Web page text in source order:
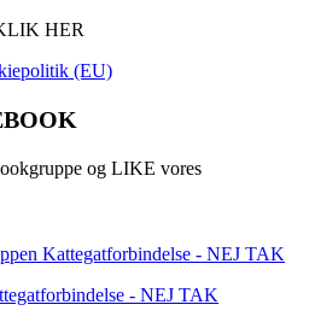
HER
(EU)
og LIKE vores
Kattegatforbindelse - NEJ TAK
- NEJ TAK